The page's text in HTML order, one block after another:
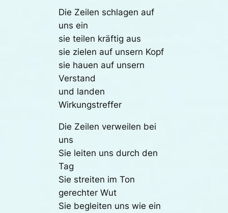
Die Zeilen schlagen auf
uns ein
sie teilen kräftig aus
sie zielen auf unsern Kopf
sie hauen auf unsern
Verstand
und landen
Wirkungstreffer
Die Zeilen verweilen bei
uns
Sie leiten uns durch den
Tag
Sie streiten im Ton
gerechter Wut
Sie begleiten uns wie ein